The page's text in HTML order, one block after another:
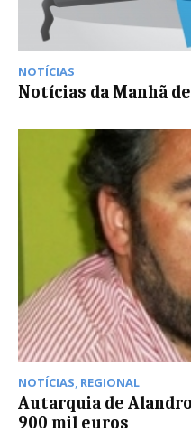
NOTÍCIAS
Notícias da Manhã
NOTÍCIAS, REGIONAL
Autarquia de
900 mil euros